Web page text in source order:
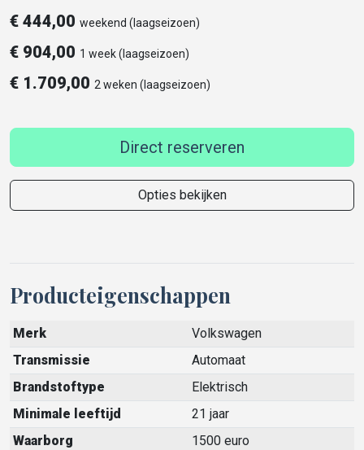
€ 444,00 weekend (laagseizoen)
€ 904,00 1 week (laagseizoen)
€ 1.709,00 2 weken (laagseizoen)
Direct reserveren
Opties bekijken
Producteigenschappen
Merk
Volkswagen
Transmissie
Automaat
Brandstoftype
Elektrisch
Minimale leeftijd
21 jaar
Waarborg
1500 euro